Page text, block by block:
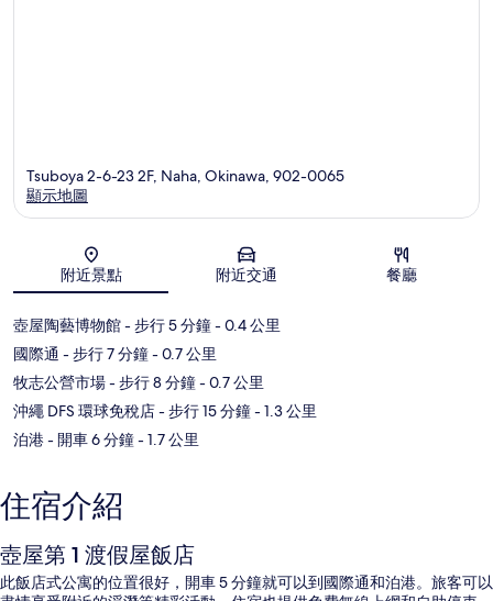
地圖
Tsuboya 2-6-23 2F, Naha, Okinawa, 902-0065
顯示地圖
附近景點 附近交通 餐廳
壺屋陶藝博物館- 步行 5 分鐘- 0.4 公里
國際通 - 步行 7 分鐘- 0.7 公里
牧志公營市場- 步行 8 分鐘- 0.7 公里
沖繩 DFS 環球免稅店- 步行 15 分鐘- 1.3 公里
泊港- 開車 6 分鐘- 1.7 公里
住宿介紹
壺屋第 1 渡假屋飯店
此飯店式公寓的位置很好，開車 5 分鐘就可以到國際通和泊港。旅客可以